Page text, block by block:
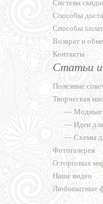
Система
Способы
Способы
Возврат и
Контакты
Статьи и
Полезные
Творческая
— Модные
— Идеи
— Схемы
Фотогалерея
О торговых
Наше видео
Любопытные